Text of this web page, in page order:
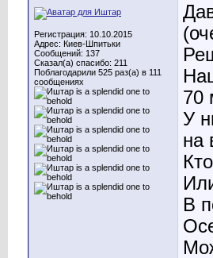
Регистрация: 10.10.2015
Адрес: Киев-Шпитьки
Сообщений: 137
Сказал(а) спасибо: 211
Поблагодарили 525 раз(а) в 111
сообщениях
70
У
на
В